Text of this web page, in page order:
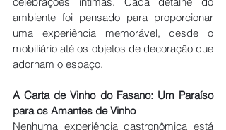
ambiente foi pensado para proporcionar
uma experiência memorável, desde o
mobiliário até os objetos de decoração que
adornam o espaço.
A Carta de Vinho do Fasano: Um Paraíso
para os Amantes de Vinho
Nenhuma experiência gastronômica está